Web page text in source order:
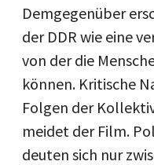
Demgegenüber
der DDR wie eine
von der die
können. Kritische
Folgen der
meidet der Film.
deuten sich nur